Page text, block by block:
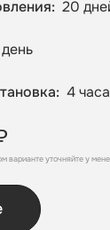
20
день
4 часа
варианте уточняйте у